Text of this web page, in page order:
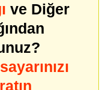
ve Diğer